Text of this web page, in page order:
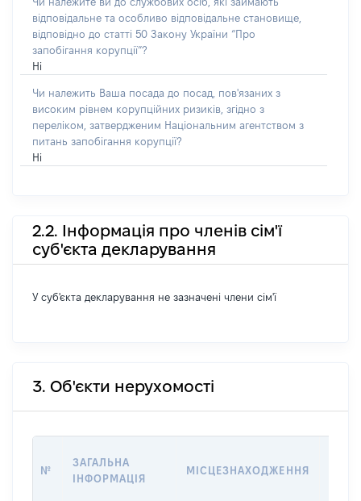
відповідальне та особливо відповідальне становище,
відповідно до статті 50 Закону України “Про
запобігання корупції”?
Ні
Чи належить Ваша посада до посад, пов'язаних з
високим рівнем корупційних ризиків, згідно з
переліком, затвердженим Національним агентством з
питань запобігання корупції?
Ні
2.2. Інформація про членів сім'ї
суб'єкта декларування
У суб'єкта декларування не зазначені члени сім'ї
3. Об'єкти нерухомості
№
ЗАГАЛЬНА
ІНФОРМАЦІЯ
МІСЦЕЗНАХОДЖЕННЯ